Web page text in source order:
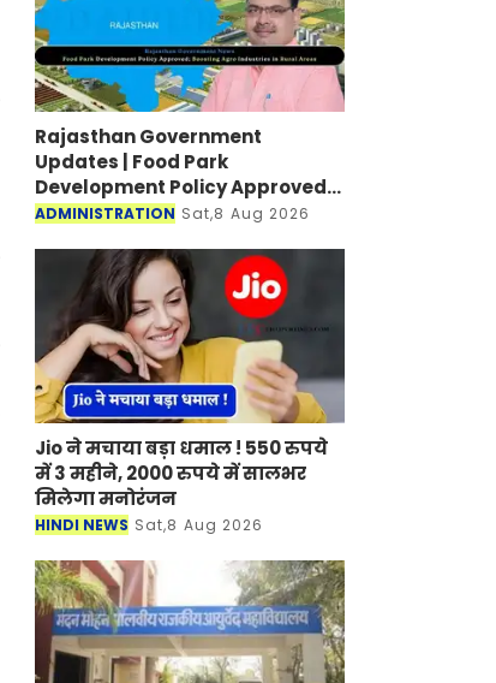
Rajasthan Government
Updates | Food Park
Development Policy Approved;
Boosting Agro Industries in
ADMINISTRATION Sat,8 Aug 2026
Jio ने मचाया बड़ा धमाल ! 550 रुपये
में 3 महीने, 2000 रुपये में सालभर
मिलेगा मनोरंजन
HINDI NEWS Sat,8 Aug 2026